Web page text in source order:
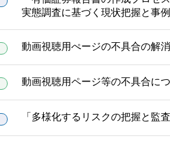
実態調査に基づく現状把握と事
動画視聴用ぺージの不具合の解
動画視聴用ページ等の不具合に
「多様化するリスクの把握と監